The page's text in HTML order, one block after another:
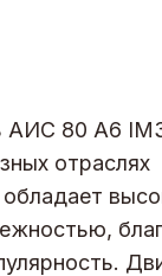
АИС 80 А6
отраслях